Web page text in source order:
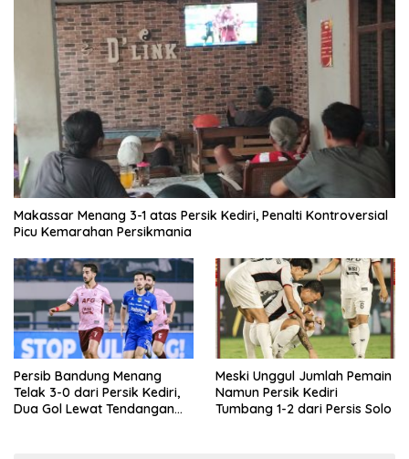
Makassar Menang 3-1 atas Persik Kediri, Penalti Kontroversial
Picu Kemarahan Persikmania
Persib Bandung Menang
Telak 3-0 dari Persik Kediri,
Dua Gol Lewat Tendangan
Meski Unggul Jumlah Pemain
Namun Persik Kediri
Tumbang 1-2 dari Persis Solo